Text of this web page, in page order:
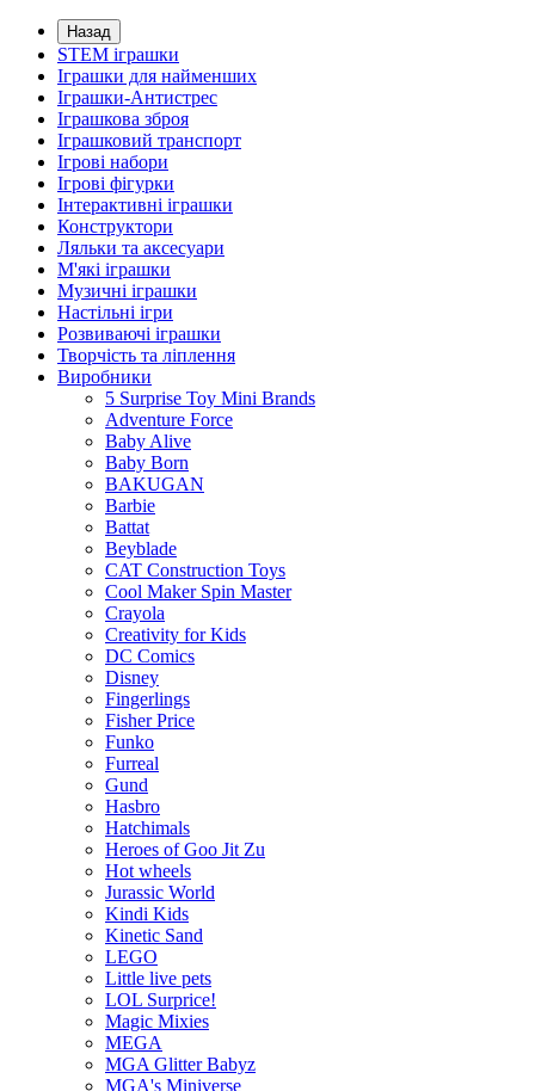
Назад
STEM іграшки
Іграшки для найменших
Іграшки-Антистрес
Іграшкова зброя
Іграшковий транспорт
Ігрові набори
Ігрові фігурки
Інтерактивні іграшки
Конструктори
Ляльки та аксесуари
М'які іграшки
Музичні іграшки
Настільні iгри
Розвиваючі іграшки
Творчість та ліплення
Виробники
5 Surprise Toy Mini Brands
Adventure Force
Baby Alive
Baby Born
BAKUGAN
Barbie
Battat
Beyblade
CAT Construction Toys
Cool Maker Spin Master
Crayola
Creativity for Kids
DC Comics
Disney
Fingerlings
Fisher Price
Funko
Furreal
Gund
Hasbro
Hatchimals
Heroes of Goo Jit Zu
Hot wheels
Jurassic World
Kindi Kids
Kinetic Sand
LEGO
Little live pets
LOL Surprice!
Magic Mixies
MEGA
MGA Glitter Babyz
MGA's Miniverse